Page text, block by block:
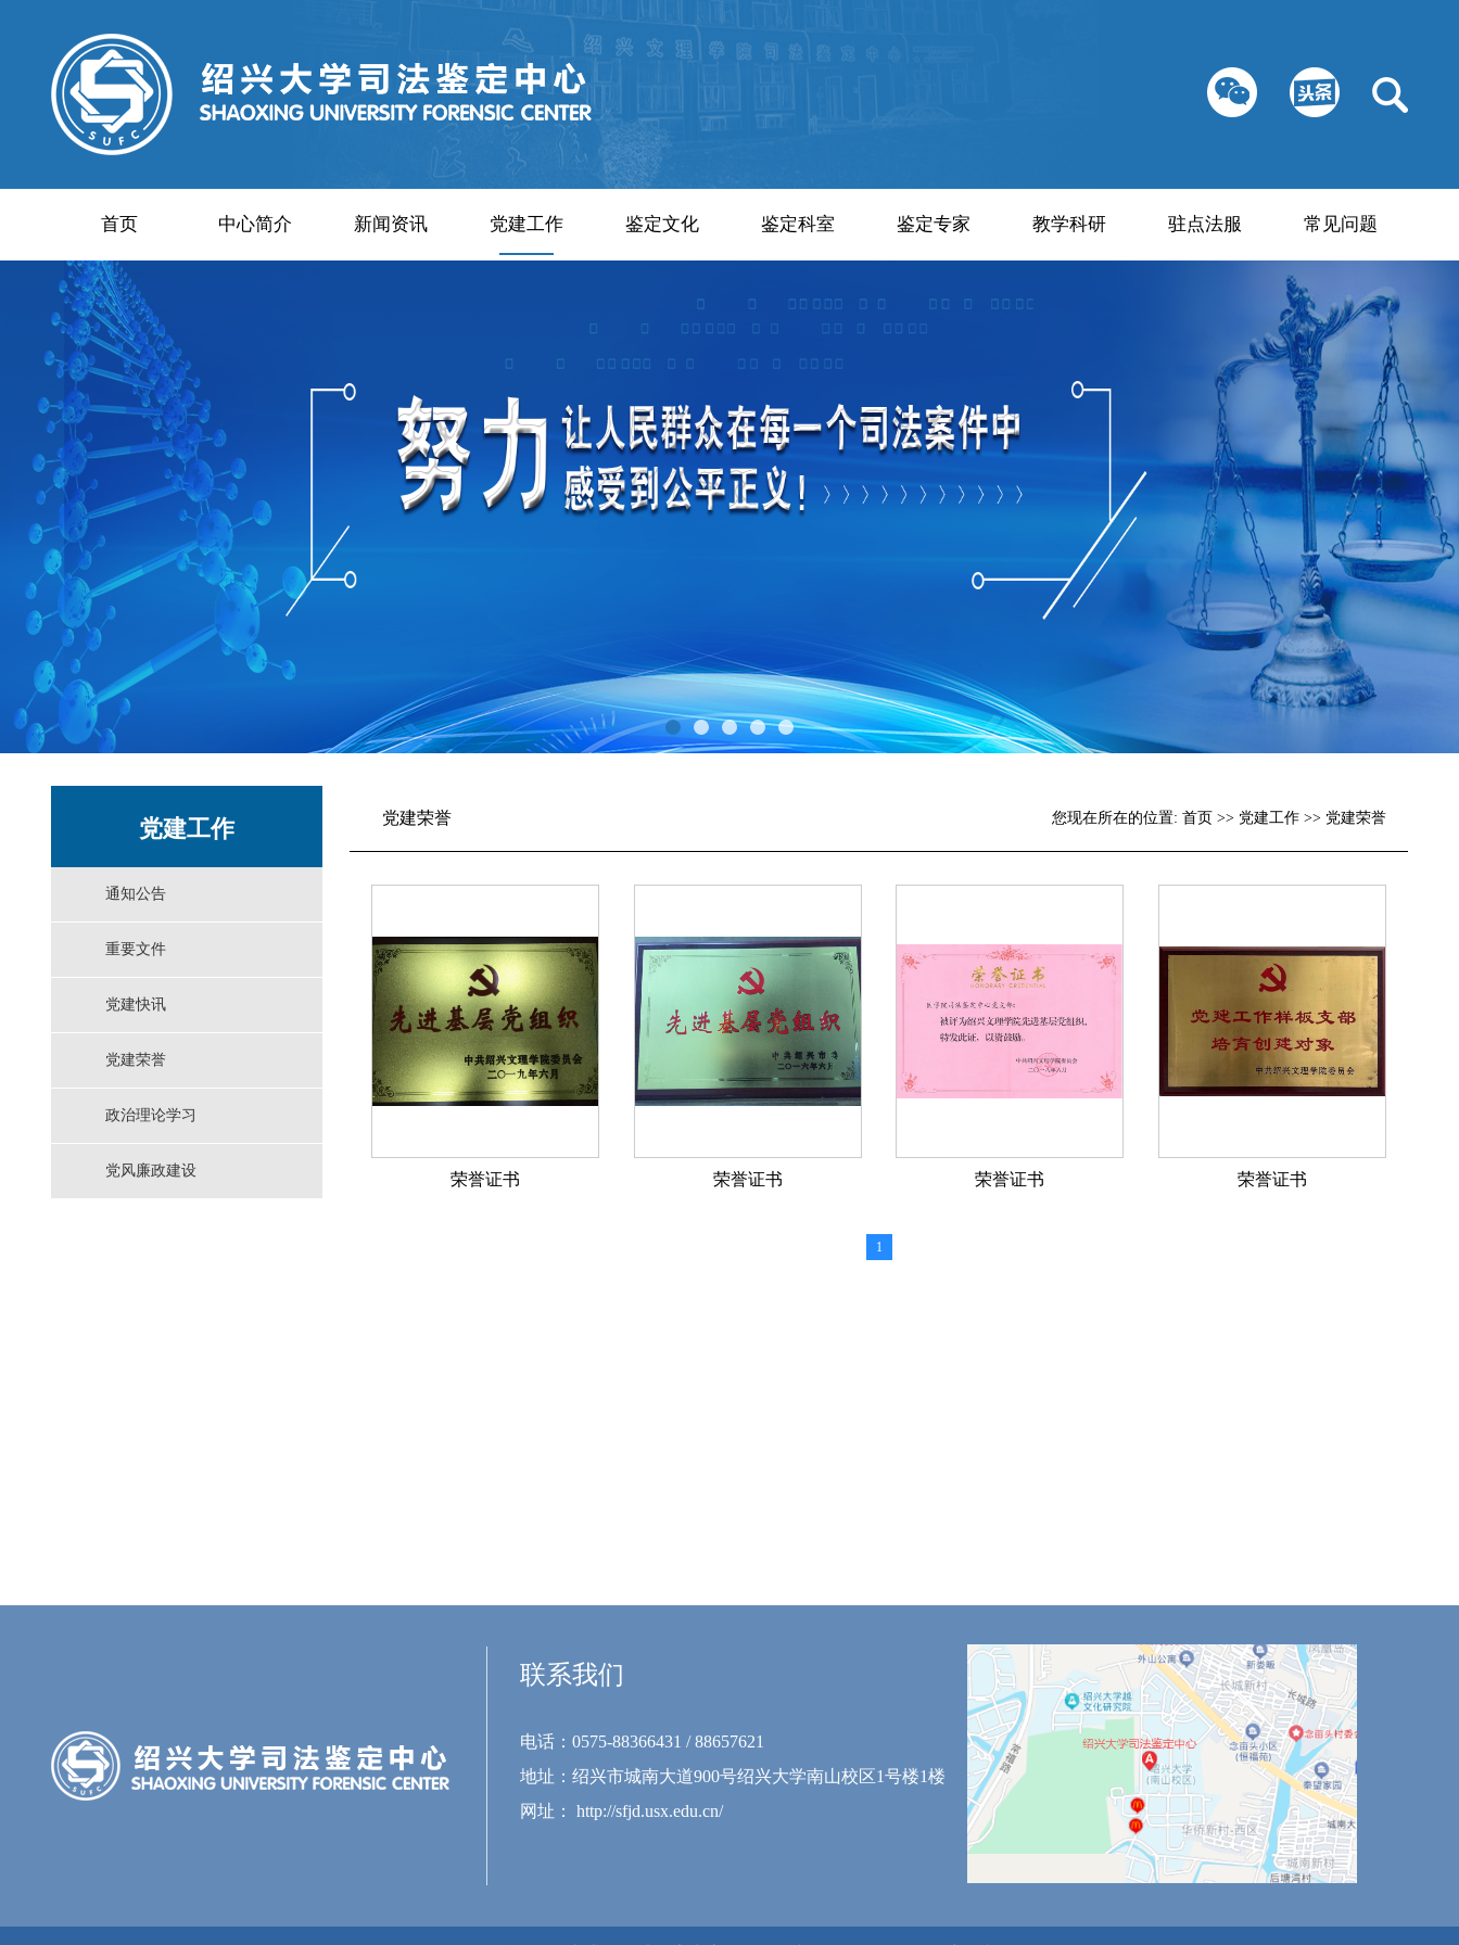
首页 中心简介 新闻资讯 党建工作 鉴定文化 鉴定科室 鉴定专家 教学科研 驻点法服 常见问题
党建工作
通知公告
重要文件
党建快讯
党建荣誉
政治理论学习
党风廉政建设
党建荣誉 您现在所在的位置: 首页 >> 党建工作 >> 党建荣誉
荣誉证书 荣誉证书 荣誉证书 荣誉证书
1
联系我们
电话：0575-88366431 / 88657621
地址：绍兴市城南大道900号绍兴大学南山校区1号楼1楼
网址： http://sfjd.usx.edu.cn/